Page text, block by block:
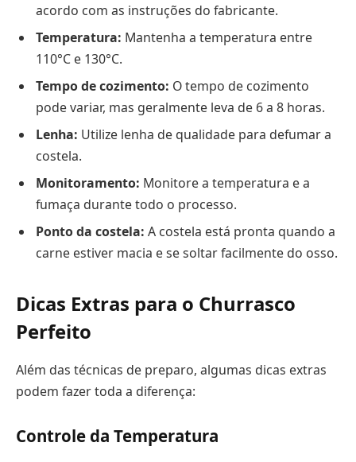
acordo com as instruções do fabricante.
Temperatura: Mantenha a temperatura entre
110°C e 130°C.
Tempo de cozimento: O tempo de cozimento
pode variar, mas geralmente leva de 6 a 8 horas.
Lenha: Utilize lenha de qualidade para defumar a
costela.
Monitoramento: Monitore a temperatura e a
fumaça durante todo o processo.
Ponto da costela: A costela está pronta quando a
carne estiver macia e se soltar facilmente do osso.
Dicas Extras para o Churrasco
Perfeito
Além das técnicas de preparo, algumas dicas extras
podem fazer toda a diferença:
Controle da Temperatura